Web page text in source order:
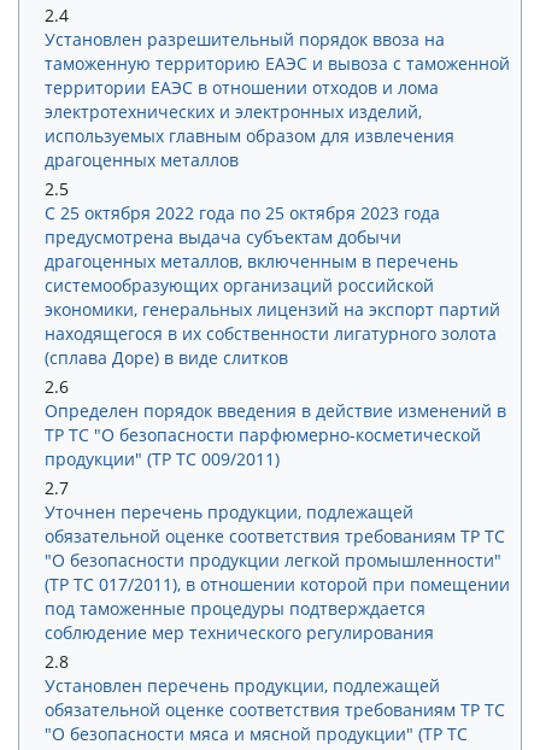
2.4
Установлен разрешительный порядок ввоза на
таможенную территорию ЕАЭС и вывоза с таможенной
территории ЕАЭС в отношении отходов и лома
электротехнических и электронных изделий,
используемых главным образом для извлечения
драгоценных металлов
2.5
С 25 октября 2022 года по 25 октября 2023 года
предусмотрена выдача субъектам добычи
драгоценных металлов, включенным в перечень
системообразующих организаций российской
экономики, генеральных лицензий на экспорт партий
находящегося в их собственности лигатурного золота
(сплава Доре) в виде слитков
2.6
Определен порядок введения в действие изменений в
ТР ТС "О безопасности парфюмерно-косметической
продукции" (ТР ТС 009/2011)
2.7
Уточнен перечень продукции, подлежащей
обязательной оценке соответствия требованиям ТР ТС
"О безопасности продукции легкой промышленности"
(ТР ТС 017/2011), в отношении которой при помещении
под таможенные процедуры подтверждается
соблюдение мер технического регулирования
2.8
Установлен перечень продукции, подлежащей
обязательной оценке соответствия требованиям ТР ТС
"О безопасности мяса и мясной продукции" (ТР ТС